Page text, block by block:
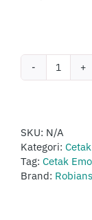
Kartu
Flazz
BCA
Custom
SKU: N/A
Kategori:
Tag: Cetak
Brand: Robians